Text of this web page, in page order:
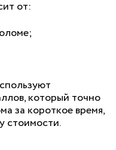
от:
который точно
за короткое время,
стоимости.